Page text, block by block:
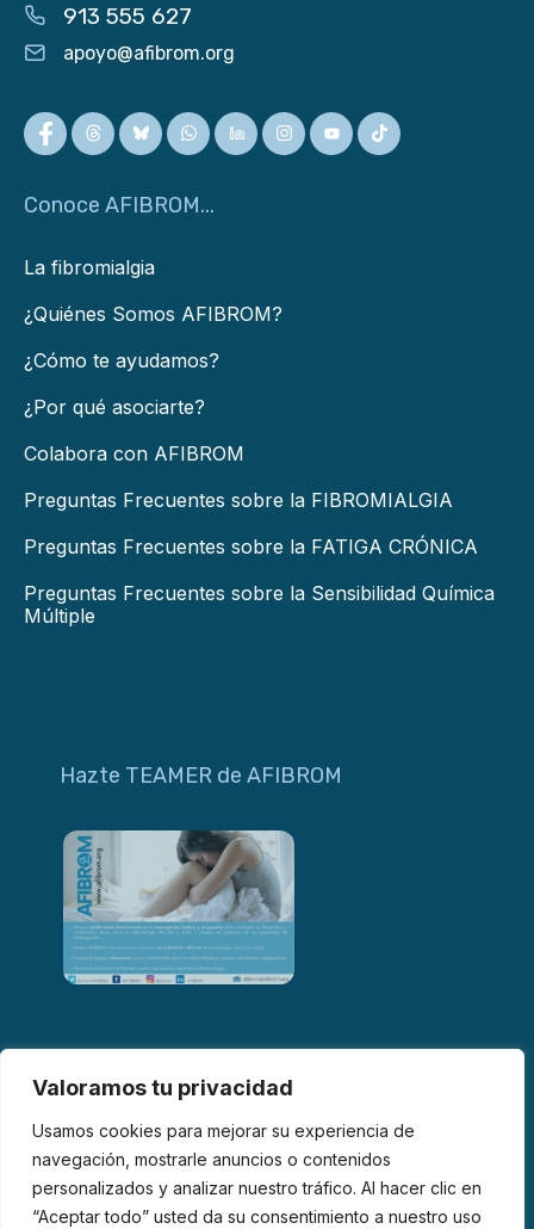
Valoramos tu privacidad
Usamos cookies para mejorar su experiencia de
navegación, mostrarle anuncios o contenidos
personalizados y analizar nuestro tráfico. Al hacer clic en
“Aceptar todo” usted da su consentimiento a nuestro uso
913 555 627
apoyo@afibrom.org
Conoce AFIBROM...
La fibromialgia
¿Quiénes Somos AFIBROM?
¿Cómo te ayudamos?
¿Por qué asociarte?
Colabora con AFIBROM
Preguntas Frecuentes sobre la FIBROMIALGIA
Preguntas Frecuentes sobre la FATIGA CRÓNICA
Preguntas Frecuentes sobre la Sensibilidad Química
Múltiple
Hazte TEAMER de AFIBROM
© 2026 AFIBROM. Todos los derechos reservados.